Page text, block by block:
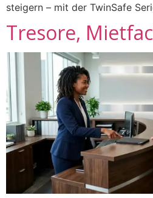
steigern – mit der TwinSafe
Tresore,